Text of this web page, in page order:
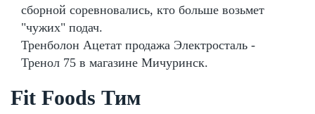
сборной соревновались, кто больше возьмет
"чужих" подач.
Тренболон Ацетат продажа Электросталь -
Тренол 75 в магазине Мичуринск.
Fit Foods Тим